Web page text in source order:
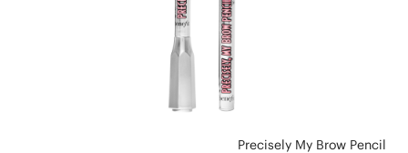
Precisely My Brow Pencil